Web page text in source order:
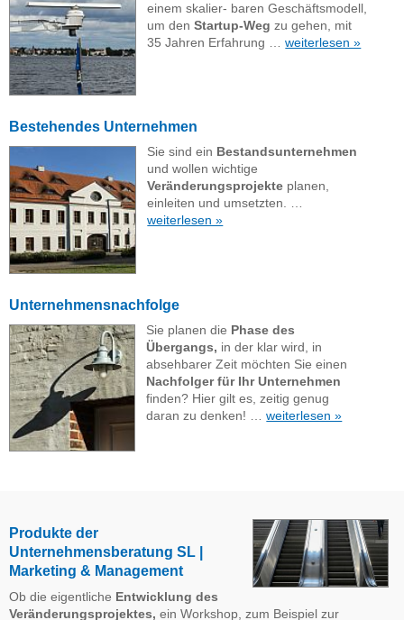
einem skalier- baren Geschäftsmodell,
um denStartup-Weg zu gehen, mit
35 Jahren Erfahrung …weiterlesen »
Bestehendes Unternehmen
Sie sind ein Bestandsunternehmen
und wollen wichtige
Veränderungsprojekte planen,
einleiten und umsetzten. …
weiterlesen »
Unternehmensnachfolge
Sie planen die Phase des
Übergangs, in der klar wird, in
absehbarer Zeit möchten Sie einen
Nachfolger für Ihr Unternehmen
finden? Hier gilt es, zeitig genug
daran zu denken! …weiterlesen »
Produkte der
Unternehmensberatung SL |
Marketing & Management
Ob die eigentliche Entwicklung des
Veränderungsprojektes, ein Workshop, zum Beispiel zur